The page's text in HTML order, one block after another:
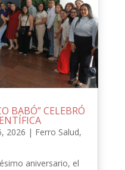
BABÓ” CELEBRÓ
2026 | Ferro Salud,
aniversario, el